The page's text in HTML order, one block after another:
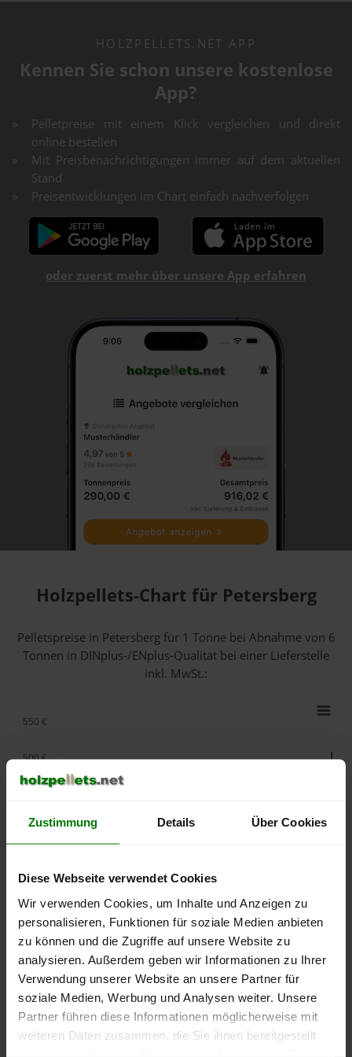
Zustimmung Details Über Cookies
Diese Webseite verwendet Cookies
Wir verwenden Cookies, um Inhalte und Anzeigen zu
personalisieren, Funktionen für soziale Medien anbieten
zu können und die Zugriffe auf unsere Website zu
analysieren. Außerdem geben wir Informationen zu Ihrer
Verwendung unserer Website an unsere Partner für
soziale Medien, Werbung und Analysen weiter. Unsere
Partner führen diese Informationen möglicherweise mit
weiteren Daten zusammen, die Sie ihnen bereitgestellt
HOLZPELLETS.NET APP
Kennen Sie schon unsere kostenlose
App?
Pelletpreise mit einem Klick vergleichen und direkt
online bestellen
Mit Preisbenachrichtigungen immer auf dem aktuellen
Stand
Preisentwicklungen im Chart einfach nachverfolgen
oder zuerst mehr über unsere App erfahren
Holzpellets-Chart für Petersberg
Pelletspreise in Petersberg für 1 Tonne bei Abnahmevon 6
Tonnen in DINplus-/ENplus-Qualität bei einer Lieferstelle
inkl. MwSt.:
2025
2026
2026
250 €
300 €
500 €
550 €
Die aktuelle Preisentwicklung für Holzpellets in Deutschland
können Sie jederzeit auf unsererPelletspreise-Seite